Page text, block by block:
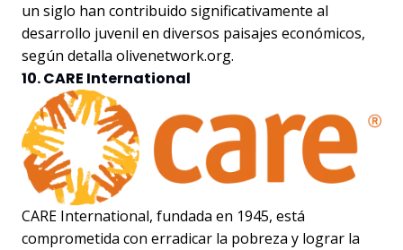
un siglo han contribuido significativamente al
desarrollo juvenil en diversos paisajes económicos,
según detalla olivenetwork.org.
10. CARE International
CARE International, fundada en 1945, está
comprometida con erradicar la pobreza y lograr la